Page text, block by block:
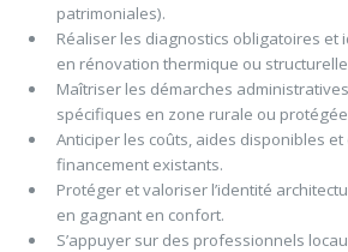
patrimoniales).
Réaliser les diagnostics obligatoires et
en rénovation thermique ou
Maîtriser les démarches
spécifiques en zone rurale ou
Anticiper les coûts, aides disponibles
financement existants.
Protéger et valoriser l’identité
en gagnant en confort.
S’appuyer sur des professionnels